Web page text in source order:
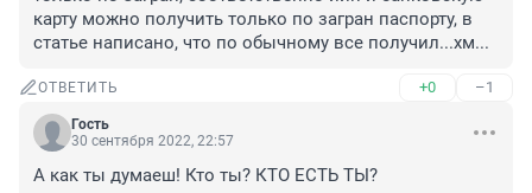
карту можно получить только по загран паспорту, в
статье написано, что по обычному все получил...хм...
ОТВЕТИТЬ +0 –1
Гость
30 сентября 2022, 22:57
А как ты думаеш! Кто ты? КТО ЕСТЬ ТЫ?